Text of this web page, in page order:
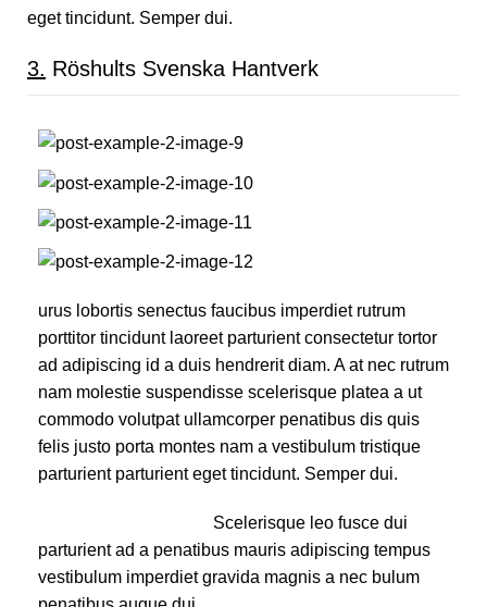
eget tincidunt. Semper dui.
3. Röshults Svenska Hantverk
urus lobortis senectus faucibus imperdiet rutrum
porttitor tincidunt laoreet parturient consectetur tortor
ad adipiscing id a duis hendrerit diam. A at nec rutrum
nam molestie suspendisse scelerisque platea a ut
commodo volutpat ullamcorper penatibus dis quis
felis justo porta montes nam a vestibulum tristique
parturient parturient eget tincidunt. Semper dui.
Scelerisque leo fusce dui
parturient ad a penatibus mauris adipiscing tempus
vestibulum imperdiet gravida magnis a nec bulum